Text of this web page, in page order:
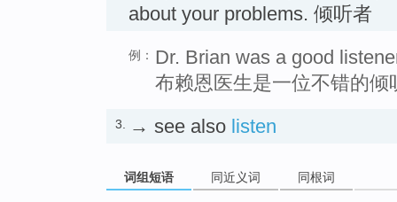
about your problems. 倾听者
例： Dr. Brian was a good
布赖恩医生是一位不错的倾
3. → see also listen
词组短语 同近义词 同根词